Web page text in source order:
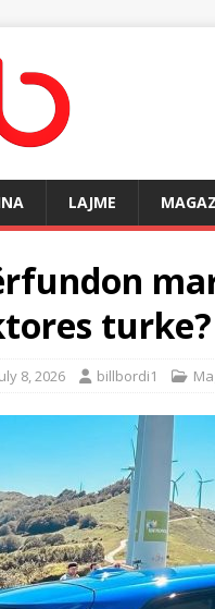
LAJME
8, 2026 billbordi1